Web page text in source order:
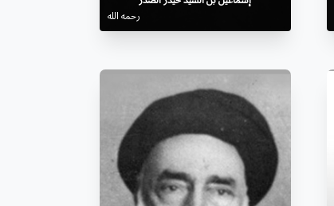
رحمه الله